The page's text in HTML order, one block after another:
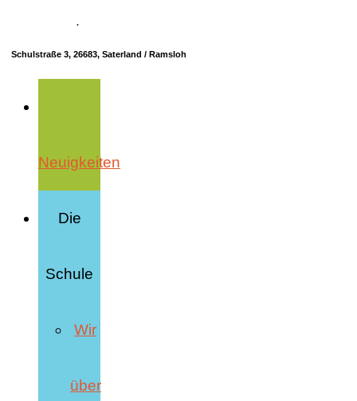
·
Schulstraße 3, 26683, Saterland / Ramsloh
Neuigkeiten
Die
Schule
Wir
über